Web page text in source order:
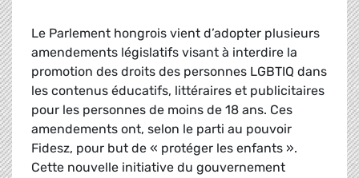
Le Parlement hongrois vient d’adopter plusieurs
amendements législatifs visant à interdire la
promotion des droits des personnes LGBTIQ dans
les contenus éducatifs, littéraires et publicitaires
pour les personnes de moins de 18 ans. Ces
amendements ont, selon le parti au pouvoir
Fidesz, pour but de « protéger les enfants ».
Cette nouvelle initiative du gouvernement